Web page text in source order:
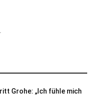
Grohe: „Ich fühle mich